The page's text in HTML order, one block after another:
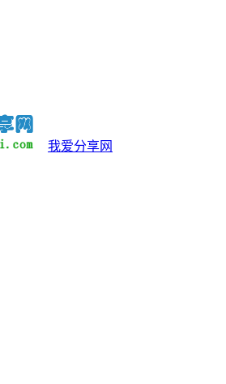
我爱分享网